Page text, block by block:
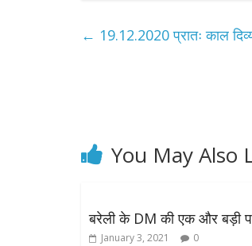
← 19.12.2020 प्रातः काल
You May Also
बरेली के DM की एक और बड़ी
January 3, 2021 0